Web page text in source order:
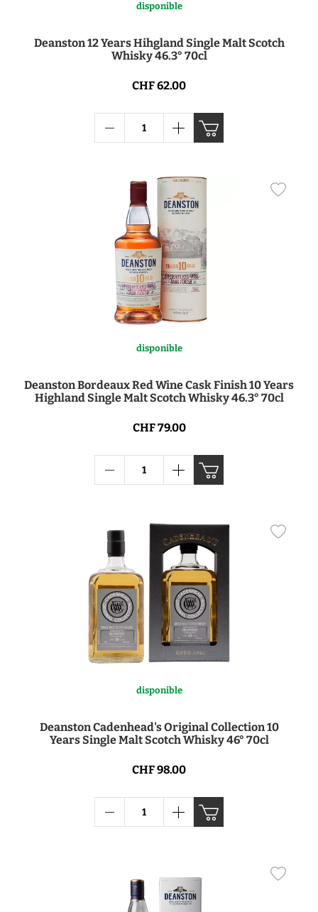
disponible
Deanston 12 Years Hihgland Single Malt Scotch
Whisky 46.3° 70cl
CHF 62.00
disponible
Deanston Bordeaux Red Wine Cask Finish 10 Years
Highland Single Malt Scotch Whisky 46.3° 70cl
CHF 79.00
disponible
Deanston Cadenhead's Original Collection 10
Years Single Malt Scotch Whisky 46° 70cl
CHF 98.00